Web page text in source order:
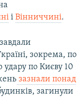
і Вінниччині.
зокрема, по
удару по Києву 10
зазнали понад
загинули